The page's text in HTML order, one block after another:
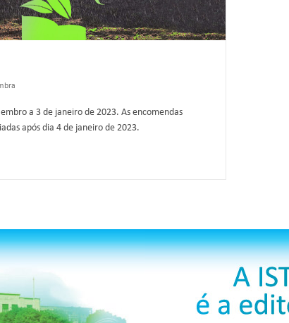
a 3 de janeiro de 2023. As encomendas
após dia 4 de janeiro de 2023.